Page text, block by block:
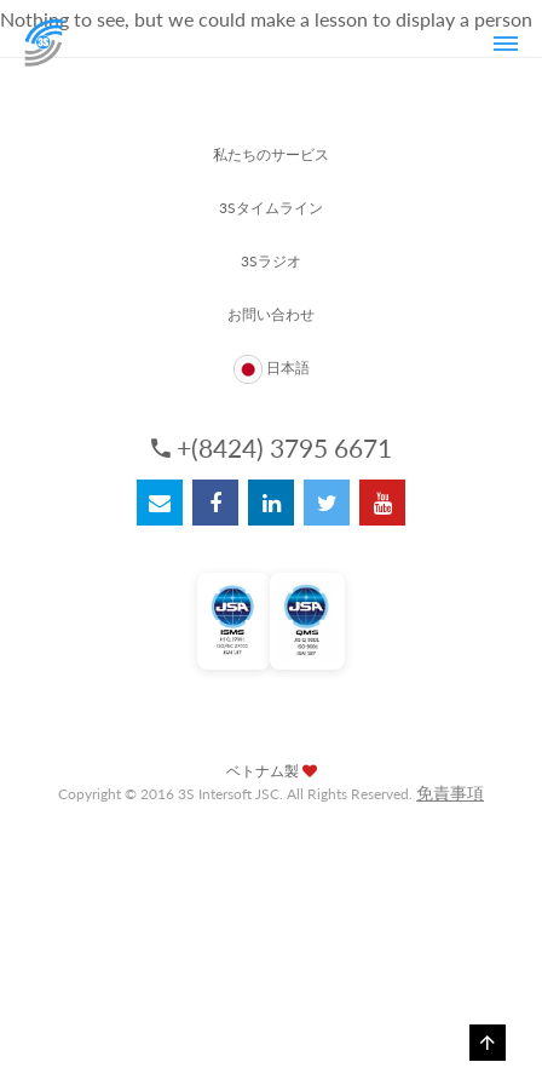
Nothing to see, but we could make a lesson to display a person
私たちのサービス
3Sタイムライン
3Sラジオ
お問い合わせ
日本語
+(8424) 3795 6671
ベトナム製
Copyright © 2016 3S Intersoft JSC. All Rights Reserved. 免責事項